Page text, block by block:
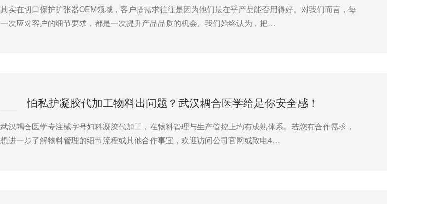
其实在切口保护扩张器OEM领域，客户提需求往往是因为他们最在乎产品能否用得好。对我们而言，每
一次应对客户的细节要求，都是一次提升产品品质的机会。我们始终认为，把…
怕私护凝胶代加工物料出问题？武汉耦合医学给足你安全感！
武汉耦合医学专注械字号妇科凝胶代加工，在物料管理与生产管控上均有成熟体系。若您有合作需求，
想进一步了解物料管理的细节流程或其他合作事宜，欢迎访问公司官网或致电4…